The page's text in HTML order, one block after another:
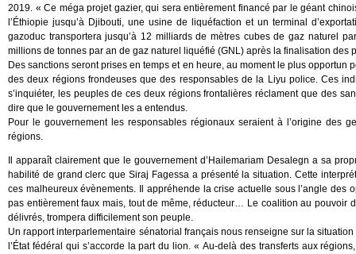
2019. « Ce méga projet gazier, qui sera entièrement financé par le géant
l’Éthiopie jusqu’à Djibouti, une usine de liquéfaction et un terminal
gazoduc transportera jusqu’à 12 milliards de mètres cubes de gaz naturel
millions de tonnes par an de gaz naturel liquéfié (GNL) après la finalisation des
Des sanctions seront prises en temps et en heure, au moment le plus
des deux régions frondeuses que des responsables de la Liyu police. Ces
s’inquiéter, les peuples de ces deux régions frontalières réclament que des
dire que le gouvernement les a entendus.
Pour le gouvernement les responsables régionaux seraient à l’origine des
régions.
Il apparaît clairement que le gouvernement d’Hailemariam Desalegn a sa
habilité de grand clerc que Siraj Fagessa a présenté la situation. Cette
ces malheureux évènements. Il appréhende la crise actuelle sous l’angle des
pas entièrement faux mais, tout de même, réducteur… Le coalition au pouvoir
délivrés, trompera difficilement son peuple.
Un rapport interparlementaire sénatorial français nous renseigne sur la
l’État fédéral qui s’accorde la part du lion. « Au-delà des transferts aux